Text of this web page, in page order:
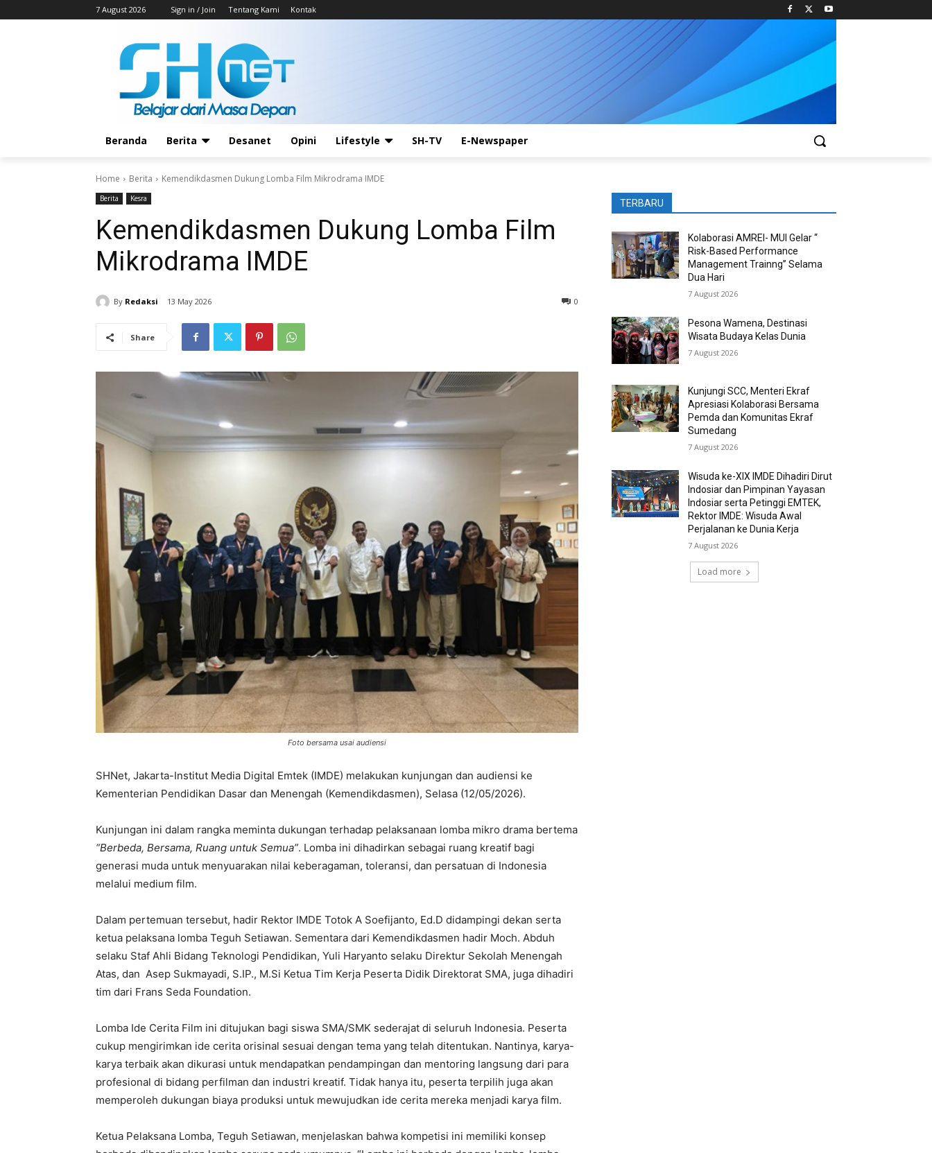
7 August 2026 Sign in / Join Tentang Kami Kontak
Beranda Berita Desanet Opini Lifestyle SH-TV E-Newspaper
Home Berita Kemendikdasmen Dukung Lomba Film Mikrodrama IMDE
Berita Kesra
Kemendikdasmen Dukung Lomba Film
Mikrodrama IMDE
By Redaksi 13 May 2026 0
Share
Foto bersama usai audiensi
SHNet, Jakarta-Institut Media Digital Emtek (IMDE) melakukan kunjungan dan audiensi ke
Kementerian Pendidikan Dasar dan Menengah (Kemendikdasmen), Selasa (12/05/2026).
Kunjungan ini dalam rangka meminta dukungan terhadap pelaksanaan lomba mikro drama bertema
“Berbeda, Bersama, Ruang untuk Semua”. Lomba ini dihadirkan sebagai ruang kreatif bagi
generasi muda untuk menyuarakan nilai keberagaman, toleransi, dan persatuan di Indonesia
melalui medium film.
Dalam pertemuan tersebut, hadir Rektor IMDE Totok A Soefijanto, Ed.D didampingi dekan serta
ketua pelaksana lomba Teguh Setiawan. Sementara dari Kemendikdasmen hadir Moch. Abduh
selaku Staf Ahli Bidang Teknologi Pendidikan, Yuli Haryanto selaku Direktur Sekolah Menengah
Atas, dan Asep Sukmayadi, S.IP., M.Si Ketua Tim Kerja Peserta Didik Direktorat SMA, juga dihadiri
tim dari Frans Seda Foundation.
Lomba Ide Cerita Film ini ditujukan bagi siswa SMA/SMK sederajat di seluruh Indonesia. Peserta
cukup mengirimkan ide cerita orisinal sesuai dengan tema yang telah ditentukan. Nantinya, karya-
karya terbaik akan dikurasi untuk mendapatkan pendampingan dan mentoring langsung dari para
profesional di bidang perfilman dan industri kreatif. Tidak hanya itu, peserta terpilih juga akan
memperoleh dukungan biaya produksi untuk mewujudkan ide cerita mereka menjadi karya film.
Ketua Pelaksana Lomba, Teguh Setiawan, menjelaskan bahwa kompetisi ini memiliki konsep
TERBARU
Kolaborasi AMREI- MUI Gelar “
Risk-Based Performance
Management Trainng” Selama
Dua Hari
7 August 2026
Pesona Wamena, Destinasi
Wisata Budaya Kelas Dunia
7 August 2026
Kunjungi SCC, Menteri Ekraf
Apresiasi Kolaborasi Bersama
Pemda dan Komunitas Ekraf
Sumedang
7 August 2026
Wisuda ke-XIX IMDE Dihadiri Dirut
Indosiar dan Pimpinan Yayasan
Indosiar serta Petinggi EMTEK,
Rektor IMDE: Wisuda Awal
Perjalanan ke Dunia Kerja
7 August 2026
Load more